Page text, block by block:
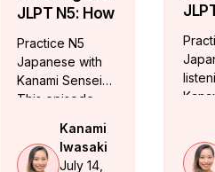
JLPT N5: How
Watch the
FIFA 2026
World Cup
Practice N5
Japanese with
Kanami Sensei.
This episode
2026 World Cup
fan culture, the
Kanami
Iwasaki
July 14,